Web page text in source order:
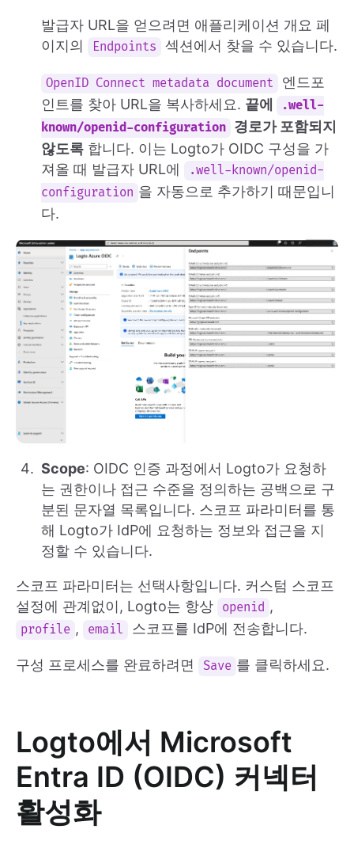
발급자 URL을 얻으려면 애플리케이션 개요 페
이지의
Endpoints 섹션에서 찾을 수 있습니다.
OpenID Connect metadata document
엔드포
인트를 찾아 URL을 복사하세요. 끝에
.well-
known/openid-configuration 경로가 포함되지
않도록 합니다. 이는 Logto가 OIDC 구성을 가
져올 때 발급자 URL에
.well-known/openid-
configuration 을 자동으로 추가하기 때문입니
다.
Scope: OIDC 인증 과정에서 Logto가 요청하
는 권한이나 접근 수준을 정의하는 공백으로 구
분된 문자열 목록입니다. 스코프 파라미터를 통
해 Logto가 IdP에 요청하는 정보와 접근을 지
정할 수 있습니다.
스코프 파라미터는 선택사항입니다. 커스텀 스코프
설정에 관계없이, Logto는 항상
openid ,
profile , email 스코프를 IdP에 전송합니다.
구성 프로세스를 완료하려면 Save 를 클릭하세요.
Logto에서 Microsoft
Entra ID (OIDC) 커넥터
활성화